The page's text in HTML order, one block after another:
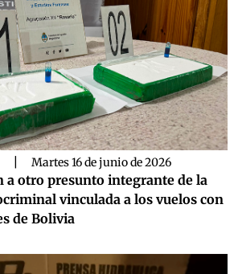
Martes 16 de junio de 2026
a otro presunto integrante de la
vinculada a los vuelos con
de Bolivia